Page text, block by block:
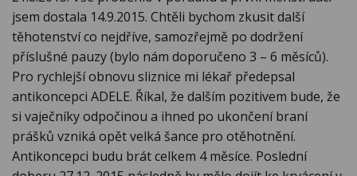
jsem dostala 14.9.2015. Chtěli bychom zkusit další
těhotenství co nejdříve, samozřejmě po dodržení
příslušné pauzy (bylo nám doporučeno 3 – 6 měsíců).
Pro rychlejší obnovu sliznice mi lékař předepsal
antikoncepci ADELE. Říkal, že dalším pozitivem bude, že
si vaječníky odpočinou a ihned po ukončení braní
prášků vzniká opět velká šance pro otěhotnění.
Antikoncepci budu brát celkem 4 měsíce. Poslední